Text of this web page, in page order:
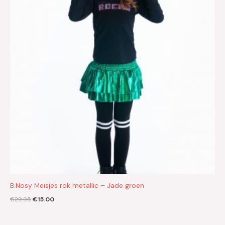
B.Nosy Meisjes rok metallic – Jade groen
€29.95€15.00